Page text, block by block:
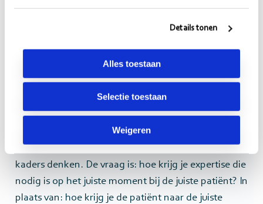
Details tonen
Alles toestaan
Selectie toestaan
Weigeren
of zelfs buiten het ziekenhuis. Met complexe zorg
bovenregionaal, zit 80% van de zorg juist dichterbij.
Dat vraagt dus dat we op een hele andere manier
kijken. En daarvoor is het nodig dat we digitaliseren,
gegevensuitwisseling anders inzetten en onszelf
kaders denken. De vraag is: hoe krijg je expertise die
nodig is op het juiste moment bij de juiste patiënt? In
plaats van: hoe krijg je de patiënt naar de juiste